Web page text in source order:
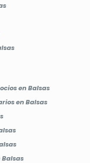
en Balsas
en Balsas